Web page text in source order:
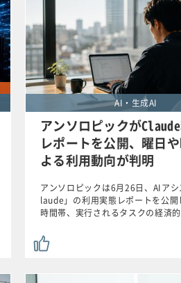
AI・生成AI
アンソロピックが
レポートを公開、曜日
よる利用動向が判明
アンソロピックは6月26日、AIアシ
laude」の利用実態レポートを公開
時間帯、実行されるタスクの経済